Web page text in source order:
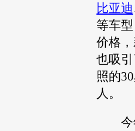
比亚迪
等车型
价格
也吸
照的
人。
今